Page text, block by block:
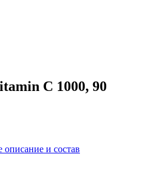
C 1000, 90
описание и состав